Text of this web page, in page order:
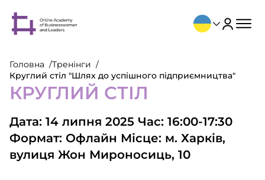
Головна
Тренінги
Круглий стіл "Шлях до успішного підприємництва"
КРУГЛИЙ СТІЛ
Дата: 14 липня 2025 Час: 16:00-17:30
Формат: Офлайн Місце: м. Харків,
вулиця Жон Мироносиць, 10